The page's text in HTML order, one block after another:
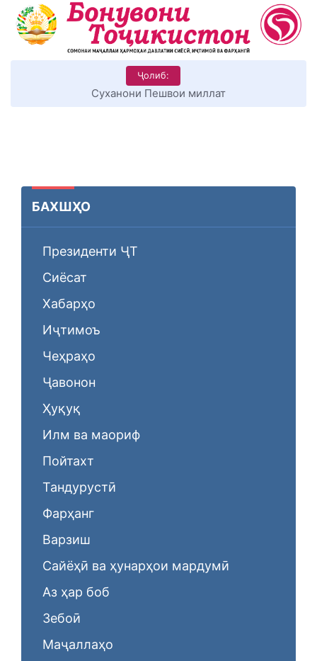
Ҷолиб:
КИТОБХОНИРО ДАР ХУД ТАШАККУЛ ДИҲЕМ
БАХШҲО
Президенти ҶТ
Сиёсат
Хабарҳо
Иҷтимоъ
Чеҳраҳо
Ҷавонон
Ҳуқуқ
Илм ва маориф
Пойтахт
Тандурустӣ
Фарҳанг
Варзиш
Сайёҳӣ ва ҳунарҳои мардумӣ
Аз ҳар боб
Зебоӣ
Маҷаллаҳо